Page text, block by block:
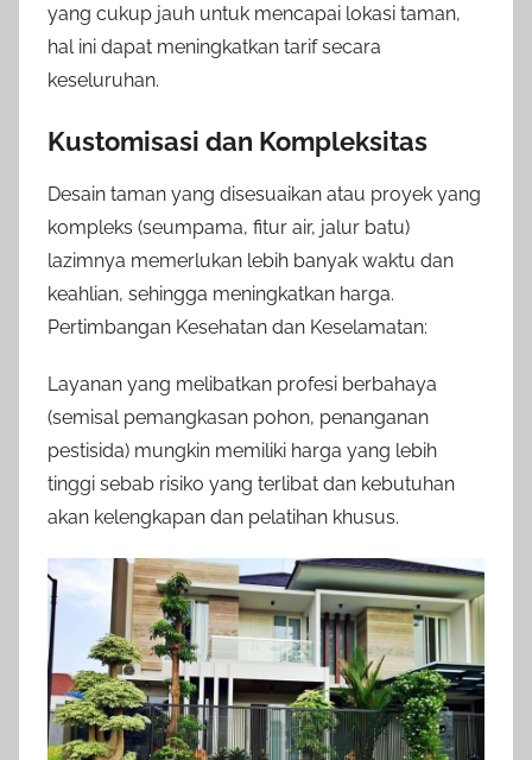
yang cukup jauh untuk mencapai lokasi taman,
hal ini dapat meningkatkan tarif secara
keseluruhan.
Kustomisasi dan Kompleksitas
Desain taman yang disesuaikan atau proyek yang
kompleks (seumpama, fitur air, jalur batu)
lazimnya memerlukan lebih banyak waktu dan
keahlian, sehingga meningkatkan harga.
Pertimbangan Kesehatan dan Keselamatan:
Layanan yang melibatkan profesi berbahaya
(semisal pemangkasan pohon, penanganan
pestisida) mungkin memiliki harga yang lebih
tinggi sebab risiko yang terlibat dan kebutuhan
akan kelengkapan dan pelatihan khusus.